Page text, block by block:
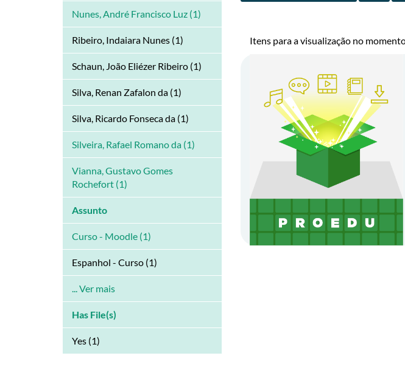
Nunes, André Francisco Luz (1)
Ribeiro, Indaiara Nunes (1)
Schaun, João Eliézer Ribeiro (1)
Silva, Renan Zafalon da (1)
Silva, Ricardo Fonseca da (1)
Silveira, Rafael Romano da (1)
Vianna, Gustavo Gomes
Rochefort (1)
Assunto
Curso - Moodle (1)
Espanhol - Curso (1)
... Ver mais
Has File(s)
Yes (1)
Itens para a visualização no